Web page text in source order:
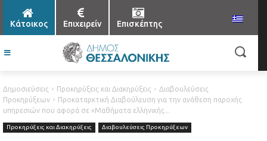
Κάτοικος Επιχειρείν Επισκέπτης
Δημοσιεύσεις Προκηρύξεις και Διακηρύξεις
Διαβουλεύσεις
Προκηρύξεων
Προκαταρκτική Διαβούλευση για την ανάθεση παροχής
υπηρεσιών που αφορά σε «Μαθήματα ελληνικής...
Προκηρύξεις και Διακηρύξεις Διαβουλεύσεις Προκηρύξεων